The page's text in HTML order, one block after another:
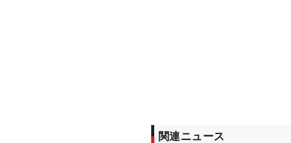
関連ニュース